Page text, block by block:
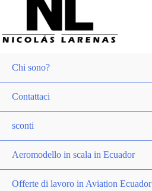
Chi sono?
Contattaci
sconti
Aeromodello in scala in Ecuador
Offerte di lavoro in Aviation Ecuador